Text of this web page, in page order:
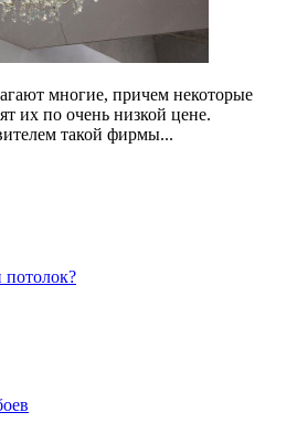
многие, причем некоторые
их по очень низкой цене.
такой фирмы...